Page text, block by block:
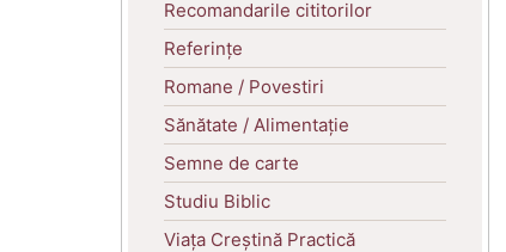
Recomandarile cititorilor
Referințe
Romane / Povestiri
Sănătate / Alimentație
Semne de carte
Studiu Biblic
Viața Creștină Practică